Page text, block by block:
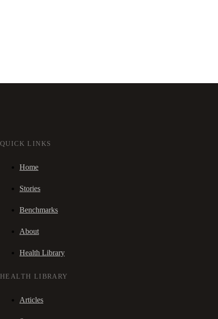
QUICK LINKS
Home
Stories
Benchmarks
About
Health Library
HEALTH LIBRARY
Articles